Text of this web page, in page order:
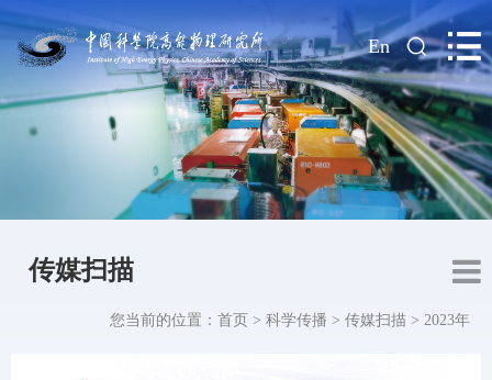
| En
传媒扫描
您当前的位置： 首页 > 科学传播 > 传媒扫描 > 2023年